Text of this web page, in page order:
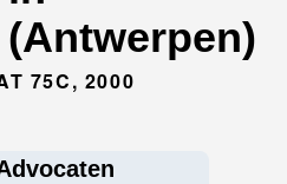
75C, 2000